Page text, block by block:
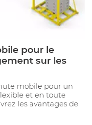
pour le
sur les
mobile pour un
et en toute
les avantages de